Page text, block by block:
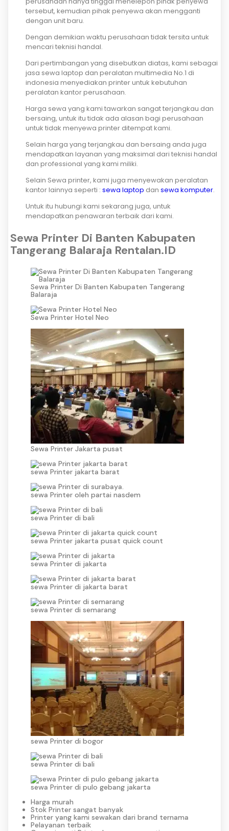
tersebut, kemudian pihak penyewa akan mengganti
dengan unit baru.
Dengan demikian waktu perusahaan tidak tersita untuk
mencari teknisi handal.
Dari pertimbangan yang disebutkan diatas, kami sebagai
jasa sewa laptop dan peralatan multimedia No.1 di
indonesia menyediakan printer untuk kebutuhan
peralatan kantor perusahaan.
Harga sewa yang kami tawarkan sangat terjangkau dan
bersaing, untuk itu tidak ada alasan bagi perusahaan
untuk tidak menyewa printer ditempat kami.
Selain harga yang terjangkau dan bersaing anda juga
mendapatkan layanan yang maksimal dari teknisi handal
dan professional yang kami miliki.
Selain Sewa printer, kami juga menyewakan peralatan
kantor lainnya seperti : sewa laptop dan sewa komputer.
Untuk itu hubungi kami sekarang juga, untuk
mendapatkan penawaran terbaik dari kami.
Sewa Printer Di Banten Kabupaten
Tangerang Balaraja Rentalan.ID
Sewa Printer Di Banten Kabupaten Tangerang
Balaraja
Sewa Printer Hotel Neo
Sewa Printer Jakarta pusat
sewa Printer jakarta barat
sewa Printer oleh partai nasdem
sewa Printer di bali
sewa Printer jakarta pusat quick count
sewa Printer di jakarta
sewa Printer di jakarta barat
sewa Printer di semarang
sewa Printer di bogor
sewa Printer di bali
sewa Printer di pulo gebang jakarta
Harga murah
Stok Printer sangat banyak
Printer yang kami sewakan dari brand ternama
Pelayanan terbaik